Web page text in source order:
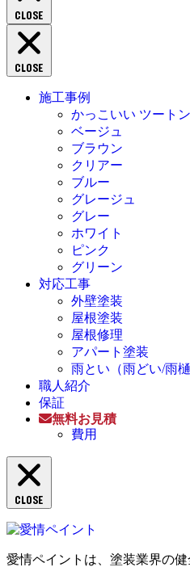
CLOSE
CLOSE
施工事例
かっこいい ツートン
ベージュ
ブラウン
クリアー
ブルー
グレージュ
グレー
ホワイト
ピンク
グリーン
対応工事
外壁塗装
屋根塗装
屋根修理
アパート塗装
雨とい（雨どい/雨
職人紹介
保証
無料お見積
費用
CLOSE
愛情ペイントは、塗装業界の